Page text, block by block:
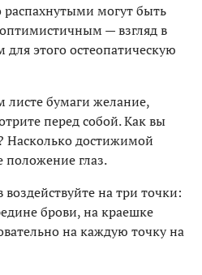
распахнутыми могут быть
— взгляд в
этого остеопатическую
бумаги желание,
перед собой. Как вы
Насколько достижимой
положение глаз.
на три точки:
брови, на краешке
на каждую точку на